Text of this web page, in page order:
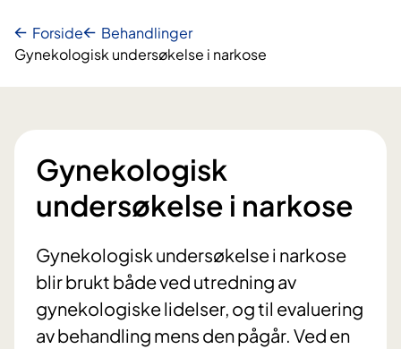
Forside
Behandlinger
Gynekologisk undersøkelse i narkose
Gynekologisk
undersøkelse i narkose
Gynekologisk undersøkelse i narkose
blir brukt både ved utredning av
gynekologiske lidelser, og til evaluering
av behandling mens den pågår. Ved en